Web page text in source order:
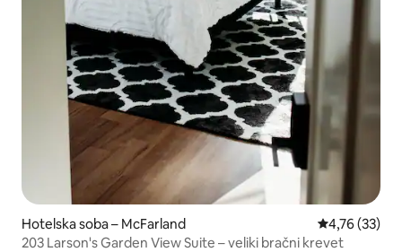
Hotelska soba – McFarland Prosječna
4,76 (33)
203 Larson's Garden View Suite – veliki bračni krevet